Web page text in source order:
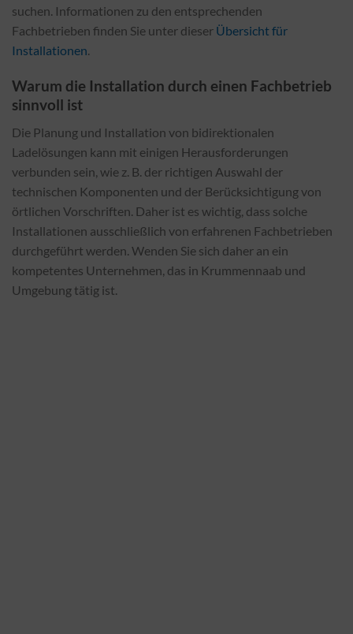
suchen. Informationen zu den entsprechenden
Fachbetrieben finden Sie unter dieser Übersicht für
Installationen.
Warum die Installation durch einen Fachbetrieb
sinnvoll ist
Die Planung und Installation von bidirektionalen
Ladelösungen kann mit einigen Herausforderungen
verbunden sein, wie z. B. der richtigen Auswahl der
technischen Komponenten und der Berücksichtigung von
örtlichen Vorschriften. Daher ist es wichtig, dass solche
Installationen ausschließlich von erfahrenen Fachbetrieben
durchgeführt werden. Wenden Sie sich daher an ein
kompetentes Unternehmen, das in Krummennaab und
Umgebung tätig ist.